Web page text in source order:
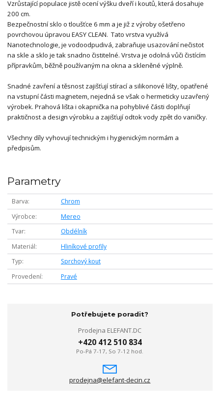
Vzrůstající populace jistě ocení výšku dveří i koutů, která dosahuje
200 cm.
Bezpečnostní sklo o tloušťce 6 mm a je již z výroby ošetřeno
povrchovou úpravou EASY CLEAN. Tato vrstva využívá
Nanotechnologie, je vodoodpudivá, zabraňuje usazování nečistot
na skle a sklo je tak snadno čistitelné. Vrstva je odolná vůči čistícím
přípravkům, běžně používaným na okna a skleněné výplně.
Snadné zavření a těsnost zajišťují stírací a silikonové lišty, opatřené
na vstupní části magnetem, nejedná se však o hermeticky uzavřený
výrobek. Prahová lišta i okapnička na pohyblivé části doplňují
praktičnost a design výrobku a zajišťují odtok vody zpět do vaničky.
Všechny díly vyhovují technickým i hygienickým normám a
předpisům.
Parametry
Barva
Chrom
Výrobce
Mereo
Tvar
Obdélník
Materiál
Hliníkové profily
Typ
Sprchový kout
Provedení
Pravé
Potřebujete poradit?
Prodejna ELEFANT.DC
+420 412 510 834
Po-Pá 7-17, So 7-12 hod.
prodejna@elefant-decin.cz